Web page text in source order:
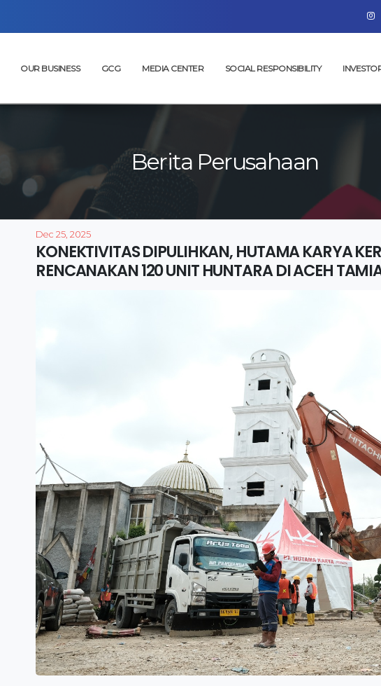
OUR BUSINESS GCG MEDIA CENTER SOCIAL RESPONSIBILITY
Berita Perusahaan
Dec 25, 2025
KONEKTIVITAS DIPULIHKAN, HUTAMA KARYA
RENCANAKAN 120 UNIT HUNTARA DI ACEH